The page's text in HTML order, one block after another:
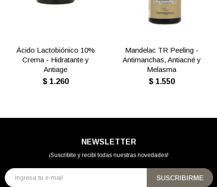
Ácido Lactobiónico 10%
Crema - Hidratante y
Antiage
$ 1.260
Mandelac TR Peeling -
Antimanchas, Antiacné y
Melasma
$ 1.550
NEWSLETTER
¡Suscribite y recibí todas nuestras novedades!
SUSCRIBIRME